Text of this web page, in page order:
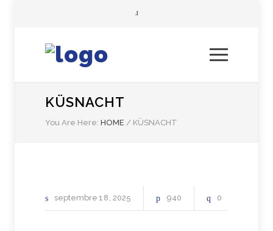
KÜSNACHT
You Are Here: HOME / KÜSNACHT
septembre 18 2025 940 0